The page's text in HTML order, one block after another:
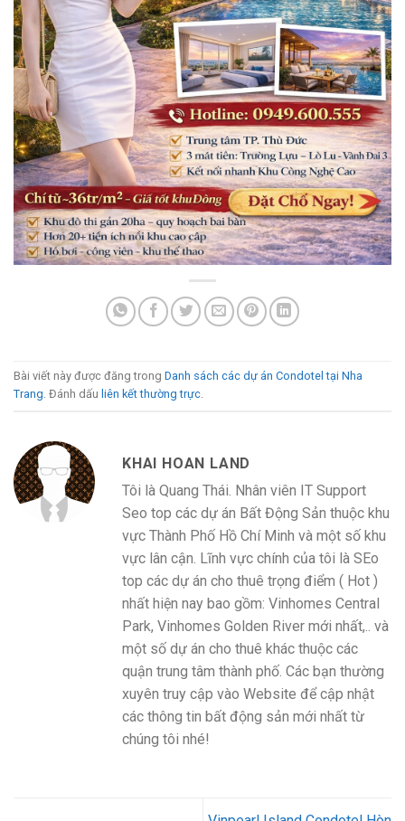
Bài viết này được đăng trong Danh sách các dự án Condotel tại Nha
Trang. Đánh dấu liên kết thường trực.
KHAI HOAN LAND
Tôi là Quang Thái. Nhân viên IT Support
Seo top các dự án Bất Động Sản thuộc khu
vực Thành Phố Hồ Chí Minh và một số khu
vực lân cận. Lĩnh vực chính của tôi là SEo
top các dự án cho thuê trọng điểm ( Hot )
nhất hiện nay bao gồm: Vinhomes Central
Park, Vinhomes Golden River mới nhất,.. và
một số dự án cho thuê khác thuộc các
quận trung tâm thành phố. Các bạn thường
xuyên truy cập vào Website để cập nhật
các thông tin bất động sản mới nhất từ
chúng tôi nhé!